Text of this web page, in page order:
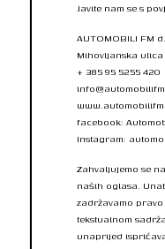
Javite nam se s
AUTOMOBILI FM
Mihovljanska ulica
+ 385 95 5255 420
facebook:
Instagram:
Zahvaljujemo se
naših oglasa.
zadržavamo
tekstualnom
unaprijed